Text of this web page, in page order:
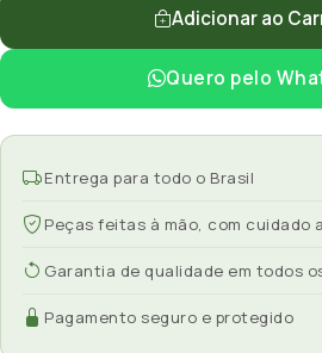
Adicionar ao
Quero pelo
Entrega para todo o Brasil
Peças feitas à mão, com cuidado
Garantia de qualidade em todos
Pagamento seguro e protegido